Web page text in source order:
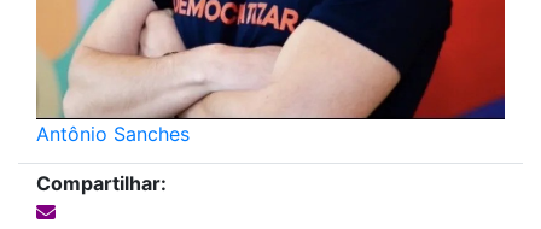
Antônio Sanches
Compartilhar: